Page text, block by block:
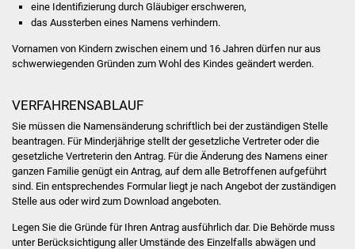
Formulare
Bürgerinfos
Schulen
Kindergärten
Kolping-Musikschule
Volkshochschule
eine Identifizierung durch Gläubiger erschweren,
das Aussterben eines Namens verhindern.
Vornamen von Kindern zwischen einem und 16 Jahren dürfen nur aus
schwerwiegenden Gründen zum Wohl des Kindes geändert werden.
VERFAHRENSABLAUF
Sie müssen die Namensänderung schriftlich bei der zuständigen Stelle
beantragen. Für Minderjährige stellt der gesetzliche Vertreter oder die
gesetzliche Vertreterin den Antrag. Für die Änderung des Namens einer
ganzen Familie genügt ein Antrag, auf dem alle Betroffenen aufgeführt
sind. Ein entsprechendes Formular liegt je nach Angebot der zuständigen
Stelle aus oder wird zum Download angeboten.
Legen Sie die Gründe für Ihren Antrag ausführlich dar. Die Behörde muss
unter Berücksichtigung aller Umstände des Einzelfalls abwägen und